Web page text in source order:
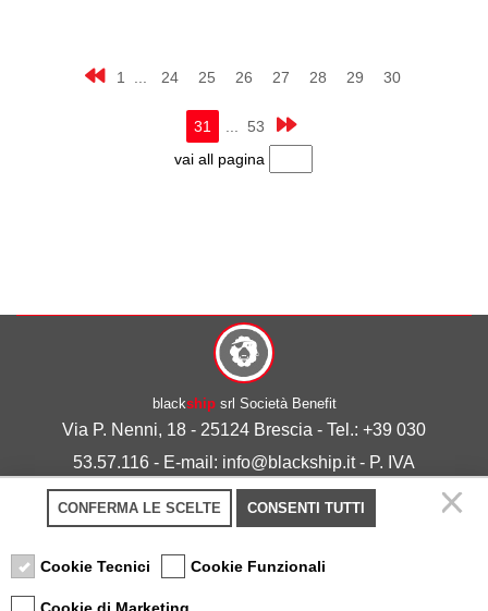
1 ... 24 25 26 27 28 29 30
31
... 53
vai all pagina
blackshipsrl Società Benefit
Via P. Nenni, 18 - 25124 Brescia - Tel.: +39 030
53.57.116 - E-mail: info@blackship.it - P. IVA
03492980986
Privacy policy-Cookie policy
CONFERMA LE SCELTE CONSENTI TUTTI
Cookie Tecnici Cookie Funzionali